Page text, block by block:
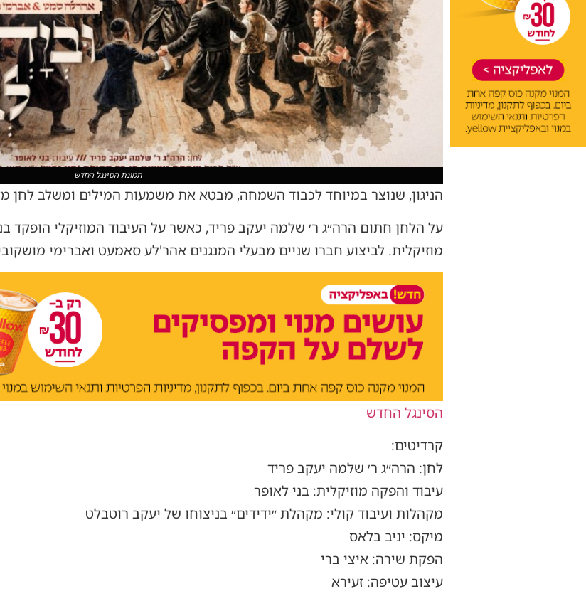
תמונת הסינגל החדש
הניגון, שנוצר במיוחד לכבוד השמחה, מבטא את משמעות המילים ומשלב לחן
על הלחן חתום הרה״ג ר׳ שלמה יעקב פריד, כאשר על העיבוד המוזיקלי הופקד
מוזיקלית. לביצוע חברו שניים מבעלי המנגנים אהר'לע סאמעט ואברימי
הסינגל החדש
קרדיטים:
לחן: הרה״ג ר׳ שלמה יעקב פריד
עיבוד והפקה מוזיקלית: בני לאופר
מקהלות ועיבוד קולי: מקהלת ״ידידים״ בניצוחו של יעקב רוטבלט
מיקס: יניב בלאס
הפקת שירה: איצי ברי
עיצוב עטיפה: זעירא